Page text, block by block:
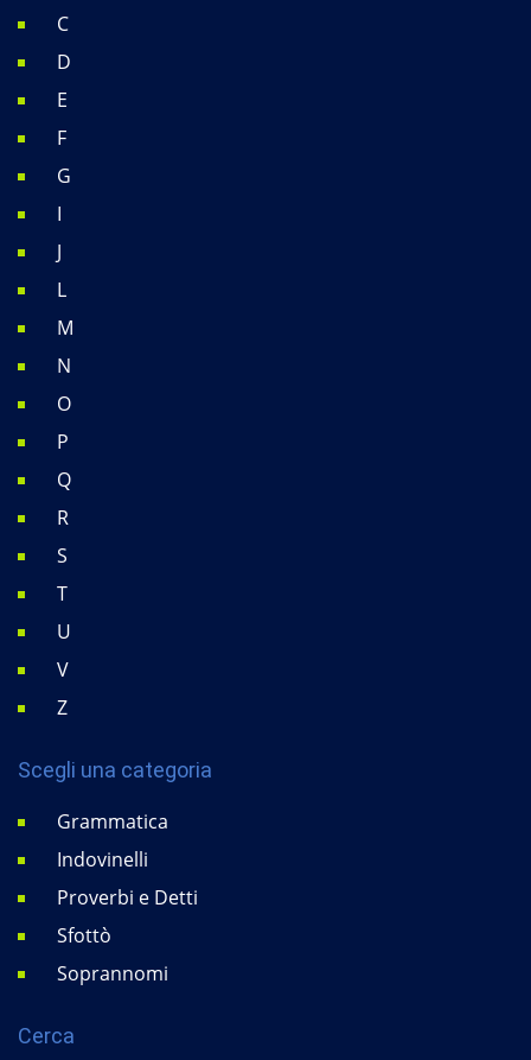
C
D
E
F
G
I
J
L
M
N
O
P
Q
R
S
T
U
V
Z
Scegli una categoria
Grammatica
Indovinelli
Proverbi e Detti
Sfottò
Soprannomi
Cerca